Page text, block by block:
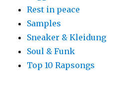
Rest in peace
Samples
Sneaker & Kleidung
Soul & Funk
Top 10 Rapsongs